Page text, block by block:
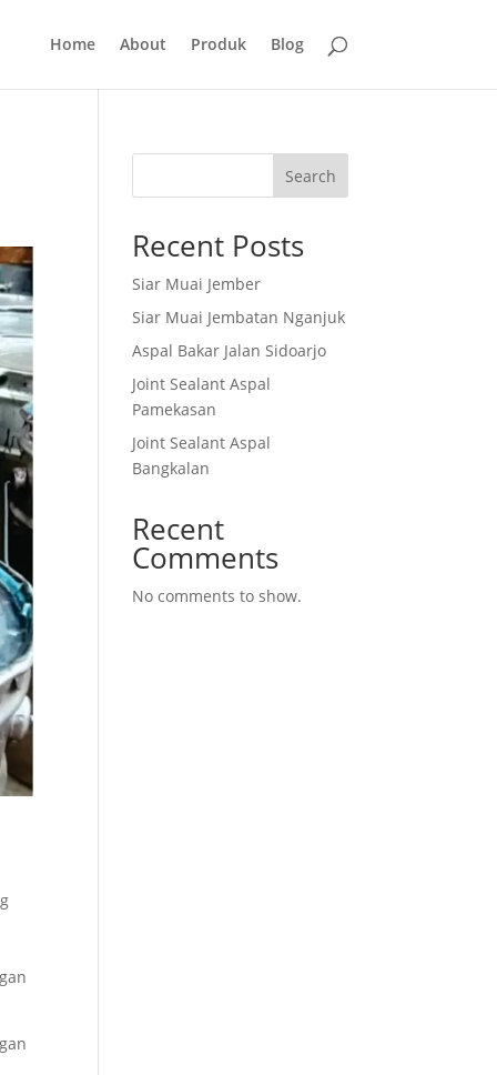
Home About Produk Blog
Search
Recent Posts
Siar Muai Jember
Siar Muai Jembatan Nganjuk
Aspal Bakar Jalan Sidoarjo
Joint Sealant Aspal
Pamekasan
Joint Sealant Aspal
Bangkalan
Recent
Comments
No comments to show.